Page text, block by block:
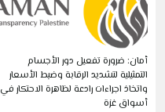
أمان: ضرورة تفعيل دور الأجسام
التمثيلية لتشديد الرقابة وضبط الأسعار
واتخاذ اجراءات رادعة لظاهرة الاحتكار في
أسواق غزة